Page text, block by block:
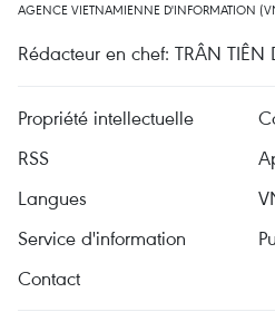
AGENCE VIETNAMIENNE D'INFORMATION
Rédacteur en chef: TRÂN TIÊN
Propriété intellectuelle
RSS
Langues
Service d'information
Contact